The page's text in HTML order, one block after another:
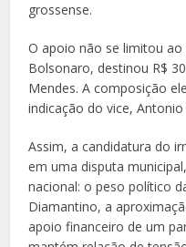
grossense.
O apoio não se limitou
Bolsonaro, destinou R$
Mendes. A composição
indicação do vice,
Assim, a candidatura do
em uma disputa
nacional: o peso político
Diamantino, a
apoio financeiro de um